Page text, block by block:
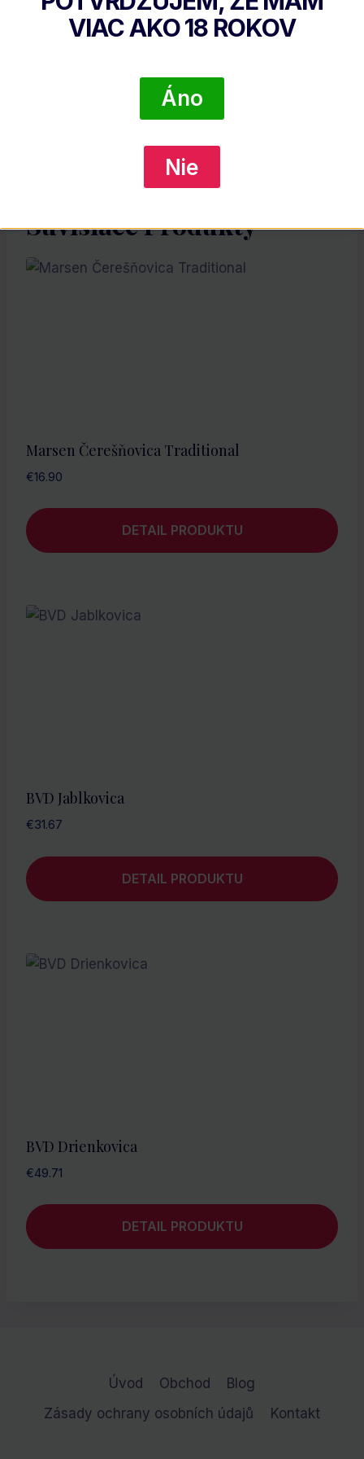
Popis
Barsol Moscatel Pisco
BARSOL
Súvisiace Produkty
Marsen Čerešňovica Traditional
€16.90
DETAIL PRODUKTU
BVD Jablkovica
€31.67
DETAIL PRODUKTU
BVD Drienkovica
€49.71
DETAIL PRODUKTU
Úvod Obchod
Blog
Zásady ochrany osobních údajů
Kontakt
VIAC AKO18 ROKOV
Áno
Nie